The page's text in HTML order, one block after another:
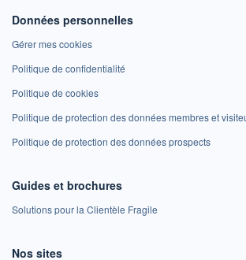
Données personnelles
Gérer mes cookies
Politique de confidentialité
Politique de cookies
Politique de protection des données membres et
Politique de protection des données prospects
Guides et brochures
Solutions pour la Clientèle Fragile
Nos sites